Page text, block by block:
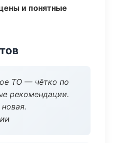
и понятные
ТО — чётко по
рекомендации.